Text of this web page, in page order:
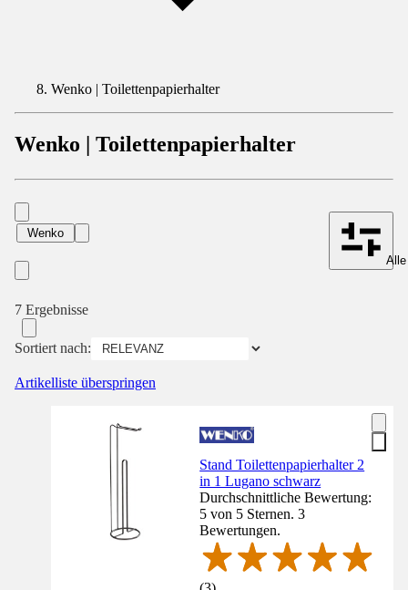
Wenko | Toilettenpapierhalter
Wenko | Toilettenpapierhalter
Wenko
7 Ergebnisse
Sortiert nach:
Artikelliste überspringen
Stand Toilettenpapierhalter 2
in 1 Lugano schwarz
Durchschnittliche Bewertung:
5 von 5 Sternen. 3
Bewertungen.